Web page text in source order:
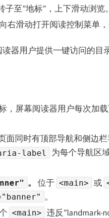
至”地标”，上下滑动浏览。
右滑动打开阅读控制菜单
器用户提供一键访问的目录
，屏幕阅读器用户每次加
面同时有顶部导航和侧边
label 为每个导航区
。 位于 <main> 或
。
<main> 违反”landmark-